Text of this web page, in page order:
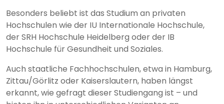
Besonders beliebt ist das Studium an privaten
Hochschulen wie der IU Internationale Hochschule,
der SRH Hochschule Heidelberg oder der IB
Hochschule für Gesundheit und Soziales.
Auch staatliche Fachhochschulen, etwa in Hamburg,
Zittau/Görlitz oder Kaiserslautern, haben längst
erkannt, wie gefragt dieser Studiengang ist – und